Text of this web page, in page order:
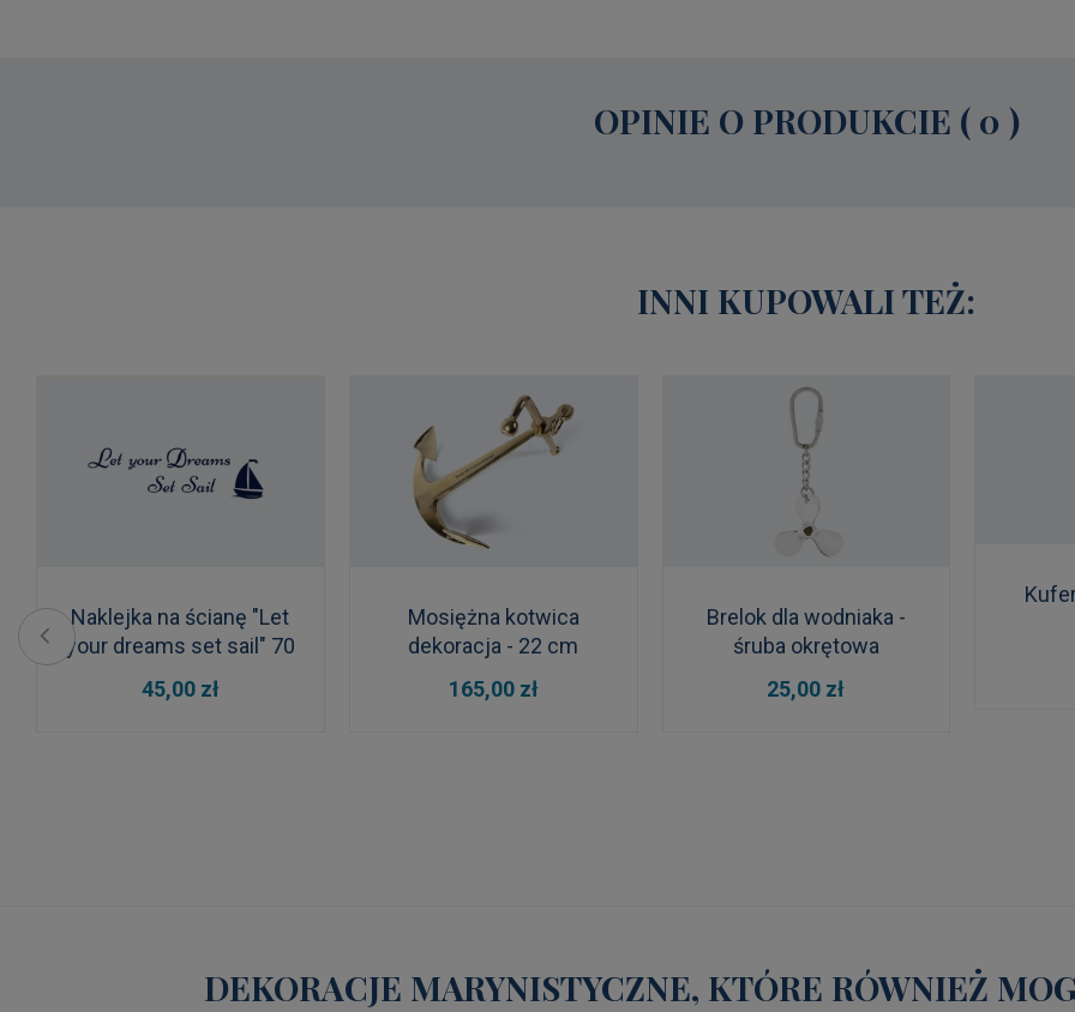
OPINIE O PRODUKCIE ( 0 )
INNI KUPOWALI TEŻ:
Naklejka na ścianę "Let
your dreams set sail" 70
45,00 zł
DO KOSZYKA
Mosiężna kotwica
dekoracja - 22 cm
165,00 zł
DO KOSZYKA
Brelok dla wodniaka -
śruba okrętowa
25,00 zł
DO KOSZYKA
DEKORACJE MARYNISTYCZNE, KTÓRE RÓWNIEŻ